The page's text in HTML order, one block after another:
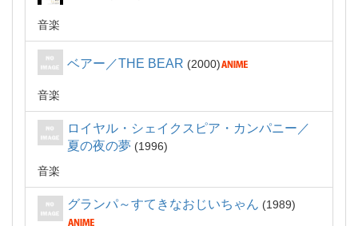
音楽
ベアー／THE BEAR 2000
音楽
ロイヤル・シェイクスピア・カンパニー／
夏の夜の夢
1996
音楽
グランパ～すてきなおじいちゃん 1989